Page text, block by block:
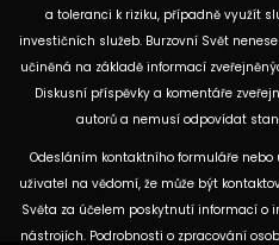
a toleranci k riziku, případně využít
investičních služeb. Burzovní Svět
učiněná na základě informací
Diskusní příspěvky a komentáře
autorů a nemusí odpovídat
Odesláním kontaktního formuláře
uživatel na vědomí, že může být
Světa za účelem poskytnutí informací o
nástrojích. Podrobnosti o zpracování